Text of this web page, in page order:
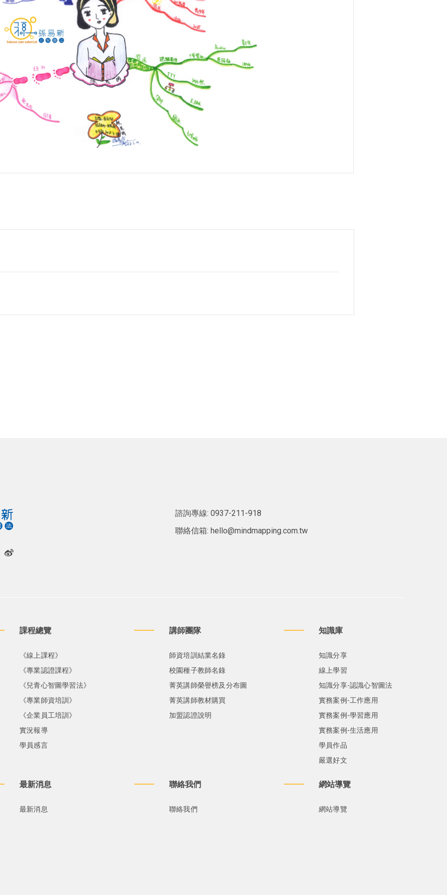
諮詢專線: 0937-211-918
聯絡信箱: hello@mindmapping.com.tw
課程總覽
《線上課程》
《專業認證課程》
《兒青心智圖學習法》
《專業師資培訓》
《企業員工培訓》
實況報導
學員感言
講師團隊
師資培訓結業名錄
校園種子教師名錄
菁英講師榮譽榜及分布圖
菁英講師教材購買
加盟認證說明
知識庫
知識分享
線上學習
知識分享-認識心智圖法
實務案例-工作應用
實務案例-學習應用
實務案例-生活應用
學員作品
嚴選好文
最新消息
最新消息
聯絡我們
聯絡我們
網站導覽
網站導覽